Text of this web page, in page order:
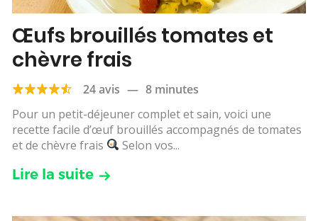
Œufs brouillés tomates et
chèvre frais
24 avis — 8 minutes
Pour un petit-déjeuner complet et sain, voici une
recette facile d’œuf brouillés accompagnés de tomates
et de chèvre frais
Selon vos...
Lire la suite